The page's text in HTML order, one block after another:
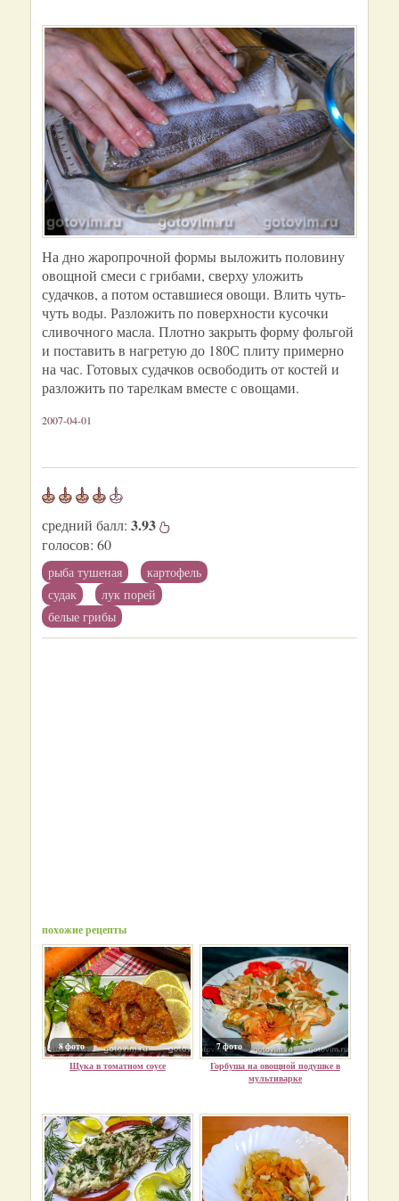
На дно жаропрочной формы выложить половину
овощной смеси с грибами, сверху уложить
судачков, а потом оставшиеся овощи. Влить чуть-
чуть воды. Разложить по поверхности кусочки
сливочного масла. Плотно закрыть форму фольгой
и поставить в нагретую до 180С плиту примерно
на час. Готовых судачков освободить от костей и
разложить по тарелкам вместе с овощами.
2007-04-01
средний балл: 3.93
голосов: 60
рыба тушеная
картофель
судак
лук порей
белые грибы
похожие рецепты
8 фото
Щука в томатном соусе
7 фото
Горбуша на овощной подушке в
мультиварке